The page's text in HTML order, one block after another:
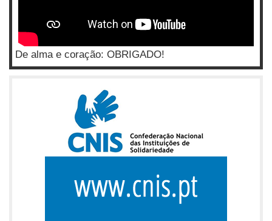
De alma e coração: OBRIGADO!